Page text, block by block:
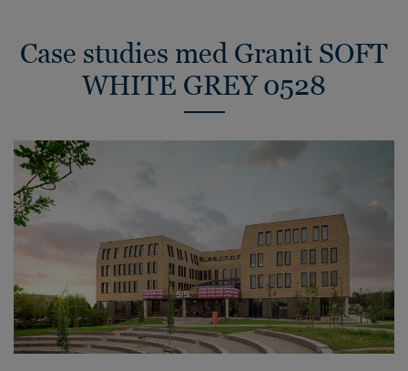
Case studies med Granit SOFT
WHITE GREY 0528